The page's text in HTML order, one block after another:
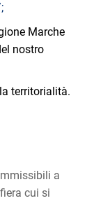
Marche
nostro
territorialità.
a
cui si